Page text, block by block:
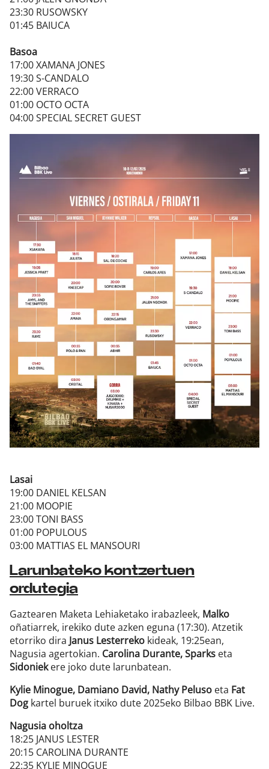
23:30 RUSOWSKY
01:45 BAIUCA
Basoa
17:00 XAMANA JONES
19:30 S-CANDALO
22:00 VERRACO
01:00 OCTO OCTA
04:00 SPECIAL SECRET GUEST
Lasai
19:00 DANIEL KELSAN
21:00 MOOPIE
23:00 TONI BASS
01:00 POPULOUS
03:00 MATTIAS EL MANSOURI
Larunbateko kontzertuen
ordutegia
Gaztearen Maketa Lehiaketako irabazleek, Malko
oñatiarrek, irekiko dute azken eguna (17:30). Atzetik
etorriko dira Janus Lesterreko kideak, 19:25ean,
Nagusia agertokian. Carolina Durante, Sparks eta
Sidoniekere joko dute larunbatean.
Kylie Minogue, Damiano David, Nathy Peluso eta Fat
Dog kartel buruek itxiko dute 2025eko Bilbao BBK Live.
Nagusia oholtza
18:25 JANUS LESTER
20:15 CAROLINA DURANTE
22:35 KYLIE MINOGUE